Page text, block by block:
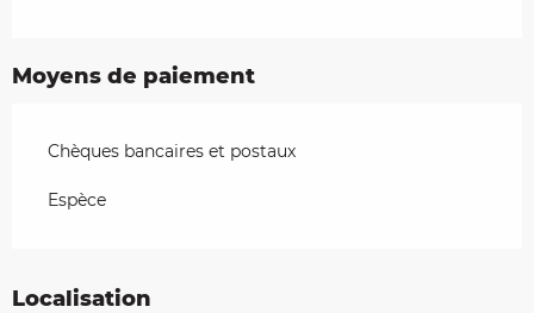
Moyens de paiement
Chèques bancaires et postaux
Espèce
Localisation